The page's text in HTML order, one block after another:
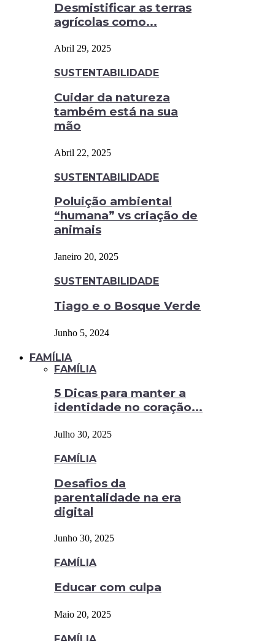
Desmistificar as terras
agrícolas como...
Abril 29, 2025
SUSTENTABILIDADE
Cuidar da natureza
também está na sua
mão
Abril 22, 2025
SUSTENTABILIDADE
Poluição ambiental
“humana” vs criação de
animais
Janeiro 20, 2025
SUSTENTABILIDADE
Tiago e o Bosque Verde
Junho 5, 2024
FAMÍLIA
FAMÍLIA
5 Dicas para manter a
identidade no coração...
Julho 30, 2025
FAMÍLIA
Desafios da
parentalidade na era
digital
Junho 30, 2025
FAMÍLIA
Educar com culpa
Maio 20, 2025